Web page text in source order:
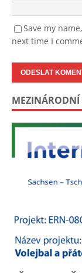
Save my
next time I
MEZINÁRODNÍ